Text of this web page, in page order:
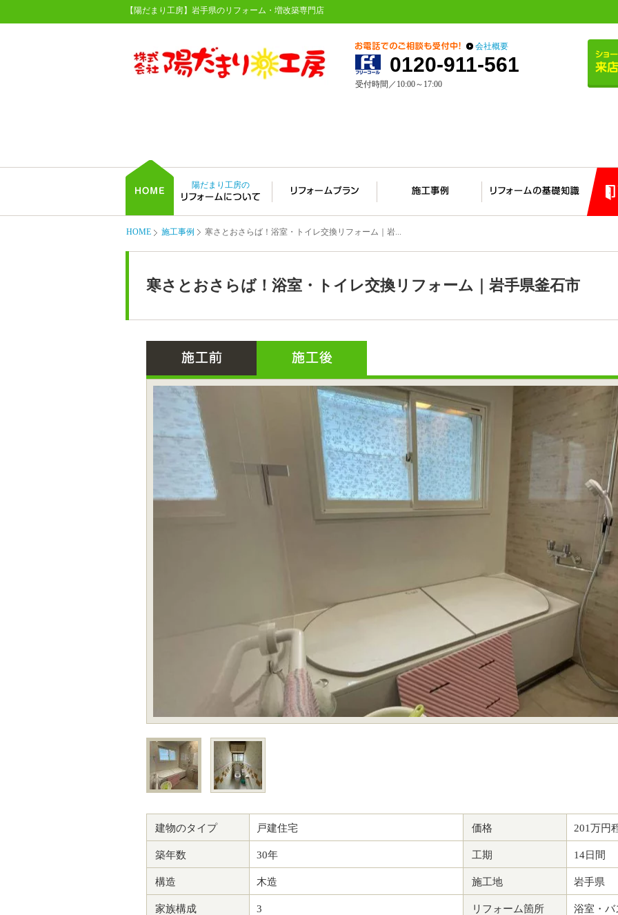
【陽だまり工房】岩手県のリフォーム・増改築専門店
会社概要
0120-911-561
受付時間／10:00～17:00
陽だまり工房の
HOME 施工事例 寒さとおさらば！浴室・トイレ交換リフォーム｜岩...
寒さとおさらば！浴室・トイレ交換リフォーム｜岩手県釜石市
建物のタイプ 戸建住宅 価格 201万円
築年数 30年 工期 14日間
構造 木造 施工地 岩手県
家族構成 3 リフォーム箇所 浴室・バ